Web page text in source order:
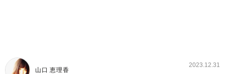
山口 恵理香
2023.12.31